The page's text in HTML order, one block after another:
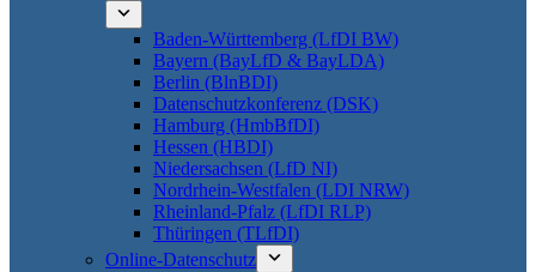
Baden-Württemberg (LfDI BW)
Bayern (BayLfD & BayLDA)
Berlin (BlnBDI)
Datenschutzkonferenz (DSK)
Hamburg (HmbBfDI)
Hessen (HBDI)
Niedersachsen (LfD NI)
Nordrhein-Westfalen (LDI NRW)
Rheinland-Pfalz (LfDI RLP)
Thüringen (TLfDI)
Online-Datenschutz